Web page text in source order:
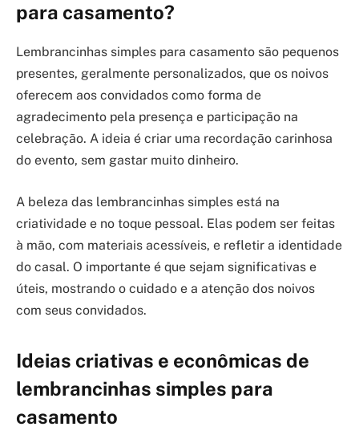
para casamento?
Lembrancinhas simples para casamento são pequenos
presentes, geralmente personalizados, que os noivos
oferecem aos convidados como forma de
agradecimento pela presença e participação na
celebração. A ideia é criar uma recordação carinhosa
do evento, sem gastar muito dinheiro.
A beleza das lembrancinhas simples está na
criatividade e no toque pessoal. Elas podem ser feitas
à mão, com materiais acessíveis, e refletir a identidade
do casal. O importante é que sejam significativas e
úteis, mostrando o cuidado e a atenção dos noivos
com seus convidados.
Ideias criativas e econômicas de
lembrancinhas simples para
casamento